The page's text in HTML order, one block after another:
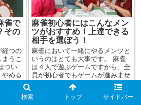
雀で
その
経つの
うこ
つい
やめる
って
人も
麻雀初心者にはこんなメン
ツがおすすめ！上達できる
相手を選ぼう！
麻雀において一緒にやるメンツと
いうのはとても大事です。 麻雀
は４人で遊ぶゲームですから、全
員が初心者でもゲームが進みませ
ん。 初心者が４人集まって本な
どで勉強しながら進めていくとい
うやり方もあるか...
検索 トップ サイドバー